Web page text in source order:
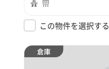
この物件を選択する
倉庫